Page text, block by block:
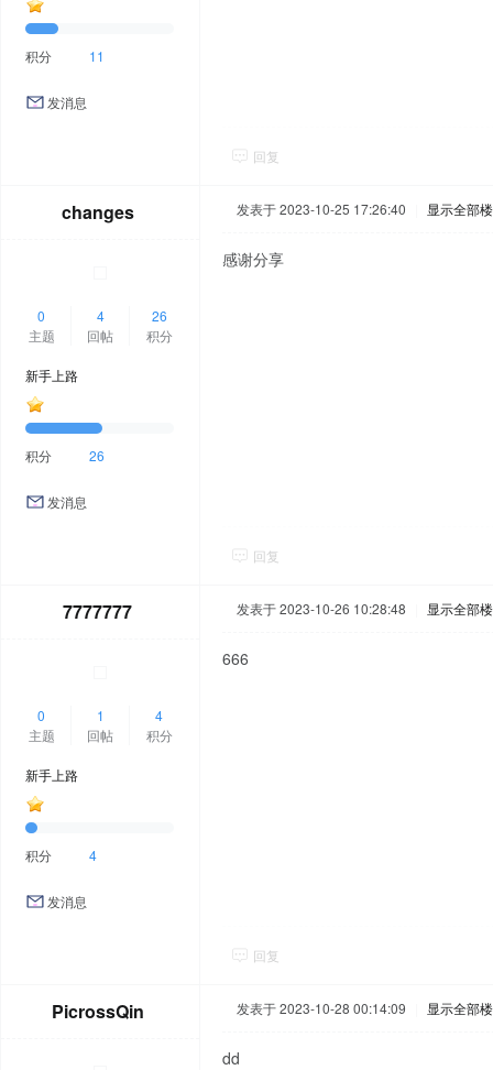
积分 11
发消息
回复
changes
0
主题
4
回帖
26
积分
新手上路
积分 26
发消息
发表于 2023-10-25 17:26:40 显示全部
感谢分享
回复
7777777
0
主题
1
回帖
4
积分
新手上路
积分 4
发消息
发表于 2023-10-26 10:28:48 显示全部
666
回复
PicrossQin 发表于 2023-10-28 00:14:09 显示全部
dd